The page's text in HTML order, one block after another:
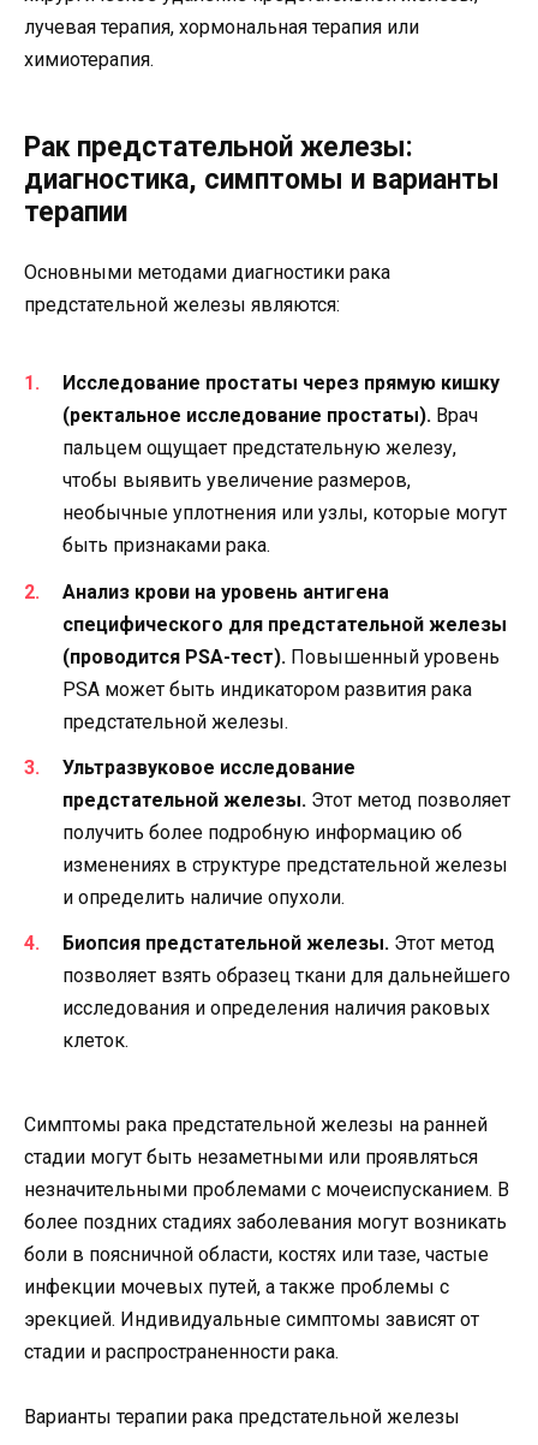
лучевая терапия, хормональная терапия или
химиотерапия.
Рак предстательной железы:
диагностика, симптомы и варианты
терапии
Основными методами диагностики рака
предстательной железы являются:
Исследование простаты через прямую кишку
(ректальное исследование простаты). Врач
пальцем ощущает предстательную железу,
чтобы выявить увеличение размеров,
необычные уплотнения или узлы, которые могут
быть признаками рака.
Анализ крови на уровень антигена
специфического для предстательной железы
(проводится PSA-тест). Повышенный уровень
PSA может быть индикатором развития рака
предстательной железы.
Ультразвуковое исследование
предстательной железы. Этот метод позволяет
получить более подробную информацию об
изменениях в структуре предстательной железы
и определить наличие опухоли.
Биопсия предстательной железы. Этот метод
позволяет взять образец ткани для дальнейшего
исследования и определения наличия раковых
клеток.
Симптомы рака предстательной железы на ранней
стадии могут быть незаметными или проявляться
незначительными проблемами с мочеиспусканием. В
более поздних стадиях заболевания могут возникать
боли в поясничной области, костях или тазе, частые
инфекции мочевых путей, а также проблемы с
эрекцией. Индивидуальные симптомы зависят от
стадии и распространенности рака.
Варианты терапии рака предстательной железы